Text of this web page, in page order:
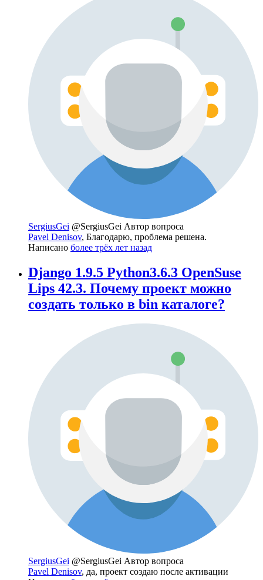
SergiusGei @SergiusGei Автор вопроса
Pavel Denisov, Благодарю, проблема решена.
Написано более трёх лет назад
Django 1.9.5 Python3.6.3 OpenSuse
Lips 42.3. Почему проект можно
создать только в bin каталоге?
SergiusGei @SergiusGei Автор вопроса
Pavel Denisov, да, проект создаю после активации